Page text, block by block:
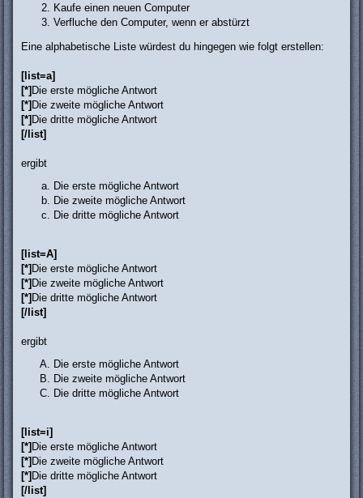
Kaufe einen neuen Computer
Verfluche den Computer, wenn er abstürzt
Eine alphabetische Liste würdest du hingegen wie folgt erstellen:
[list=a]
[*]Die erste mögliche Antwort
[*]Die zweite mögliche Antwort
[*]Die dritte mögliche Antwort
[/list]
ergibt
Die erste mögliche Antwort
Die zweite mögliche Antwort
Die dritte mögliche Antwort
[list=A]
[*] Die erste mögliche Antwort
[*] Die zweite mögliche Antwort
[*] Die dritte mögliche Antwort
[/list]
ergibt
Die erste mögliche Antwort
Die zweite mögliche Antwort
Die dritte mögliche Antwort
[list=i]
[*] Die erste mögliche Antwort
[*] Die zweite mögliche Antwort
[*] Die dritte mögliche Antwort
[/list]